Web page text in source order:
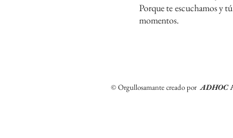
Porque te escuchamos y
momentos.
© Orgullosamante creado porADHOC